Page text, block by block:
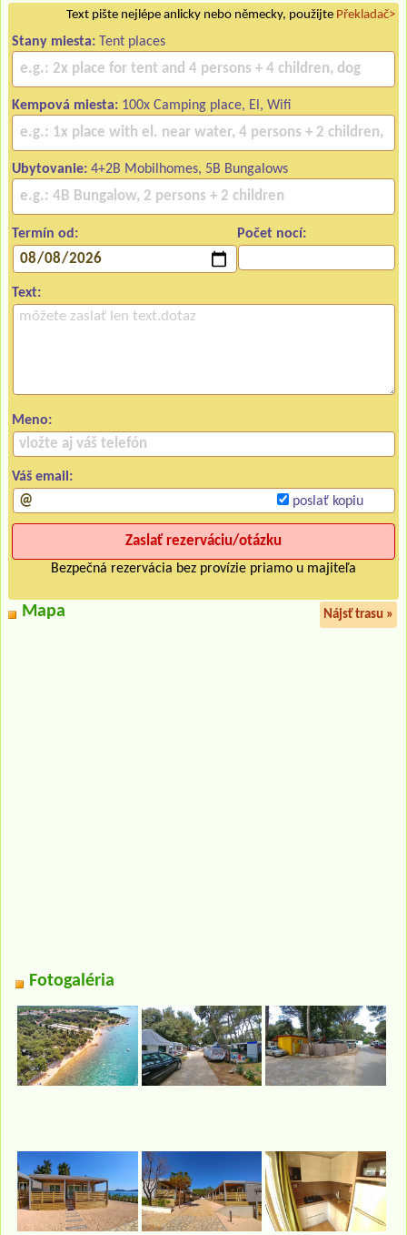
Text pište nejlépe anlicky nebo německy, použijte Překladač>
Stany miesta: Tent places
Kempová miesta: 100x Camping place, El, Wifi
Ubytovanie: 4+2B Mobilhomes, 5B Bungalows
Termín od: Počet nocí:
Text:
Meno:
Váš email:
poslať kopiu
Bezpečná rezervácia bez provízie priamo u majiteľa
Mapa Nájsť trasu »
Fotogaléria